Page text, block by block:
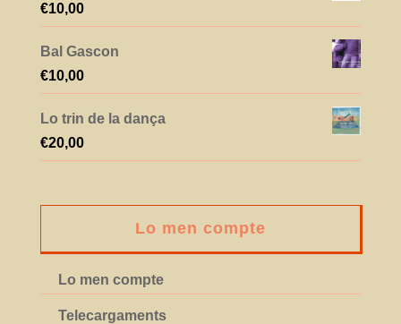
€10,00
Bal Gascon
€10,00
Lo trin de la dança
€20,00
Lo men compte
Lo men compte
Telecargaments